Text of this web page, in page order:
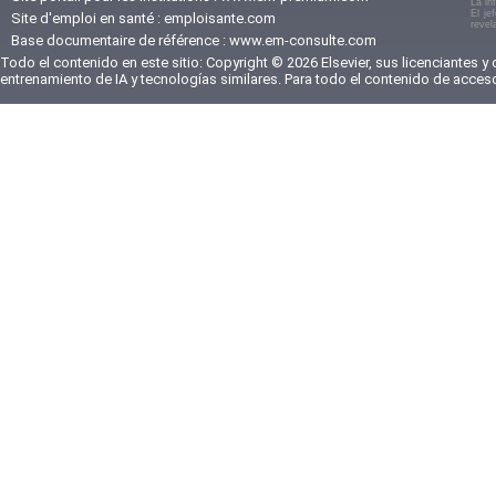
Site d'emploi en santé : emploisante.com
Base documentaire de référence : www.em-consulte.com
El
Todo el contenido en este sitio: Copyright © 2026 Elsevier, sus licenciantes
entrenamiento de IA y tecnologías similares. Para todo el contenido de